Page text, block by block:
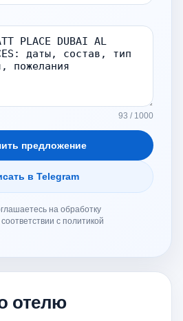
93 / 1000
предложение
в Telegram
на обработку
с политикой
отелю